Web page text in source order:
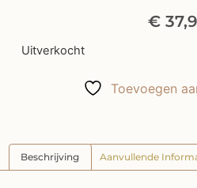
€
Uitverkocht
Toevoegen
Beschrijving Aanvullende